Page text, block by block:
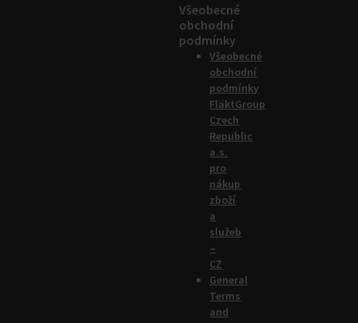
Všeobecné
obchodní
podmínky
Všeobecné
obchodní
podmínky
FläktGroup
Czech
Republic
a.s.
pro
nákup
zboží
a
služeb
–
CZ
General
Terms
and